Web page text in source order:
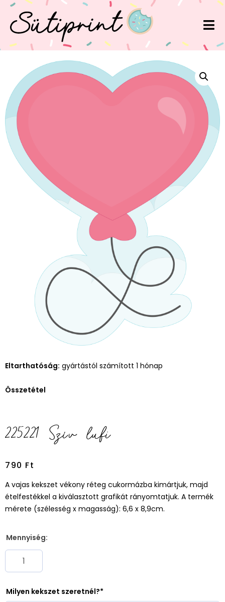
Eltarthatóság: gyártástól számított 1 hónap
Összetétel
225221 Szív lufi
790 Ft
A vajas kekszet vékony réteg cukormázba kimártjuk, majd
ételfestékkel a kiválasztott grafikát rányomtatjuk. A termék
mérete (szélesség x magasság): 6,6 x 8,9cm.
Mennyiség:
Milyen kekszet szeretnél?